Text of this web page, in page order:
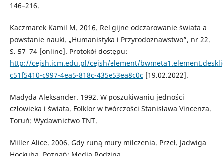
146–216.
Kaczmarek Kamil M. 2016. Religijne odczarowanie świata a
powstanie nauki. „Humanistyka i Przyrodoznawstwo”, nr 22.
S. 57–74 [online]. Protokół dostępu:
http://cejsh.icm.edu.pl/cejsh/element/
c51f5410-c997-4ea5-818c-435e53ea8c0c [19.02.2022].
Madyda Aleksander. 1992. W poszukiwaniu jedności
człowieka i świata. Folklor w twórczości Stanisława Vincenza.
Toruń: Wydawnictwo TNT.
Miller Alice. 2006. Gdy runą mury milczenia. Przeł. Jadwiga